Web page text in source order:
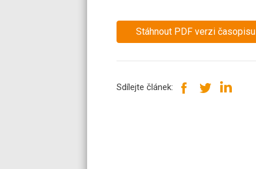
Stáhnout PDF verzi časopisu
Sdílejte článek: